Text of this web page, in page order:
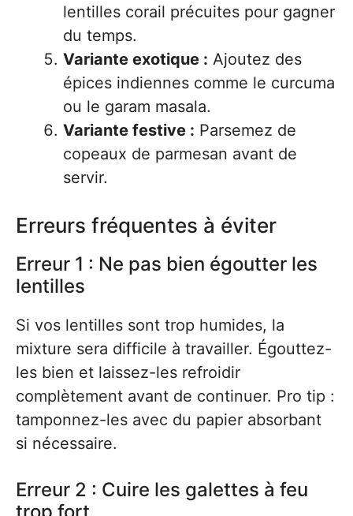
lentilles corail précuites pour gagner
du temps.
Variante exotique : Ajoutez des
épices indiennes comme le curcuma
ou le garam masala.
Variante festive : Parsemez de
copeaux de parmesan avant de
servir.
Erreurs fréquentes à éviter
Erreur 1 : Ne pas bien égoutter les
lentilles
Si vos lentilles sont trop humides, la
mixture sera difficile à travailler. Égouttez-
les bien et laissez-les refroidir
complètement avant de continuer. Pro tip :
tamponnez-les avec du papier absorbant
si nécessaire.
Erreur 2 : Cuire les galettes à feu